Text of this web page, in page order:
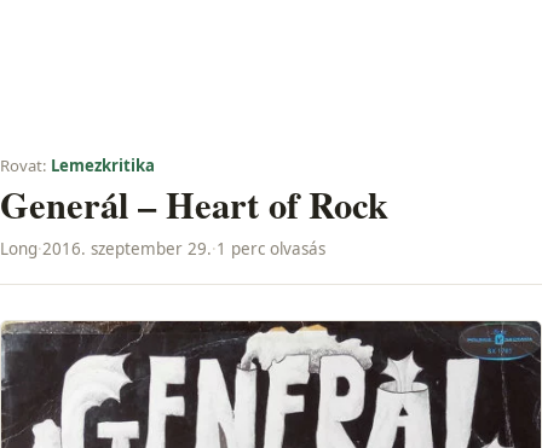
Rovat: Lemezkritika
Generál – Heart of Rock
Long·2016. szeptember 29.·1 perc olvasás